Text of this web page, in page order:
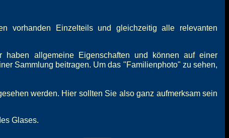
vorhanden Einzelteils und gleichzeitig alle relevanten
allgemeine Eigenschaften und können auf einer
Sammlung beitragen. Um das "Familienphoto" zu sehen,
werden. Hier sollten Sie also ganz aufmerksam sein
Glases.